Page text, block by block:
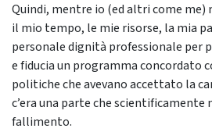
Quindi, mentre io (ed altri come me)
il mio tempo, le mie risorse, la mia
personale dignità professionale per
e fiducia un programma concordato
politiche che avevano accettato la
c’era una parte che scientificamente
fallimento.